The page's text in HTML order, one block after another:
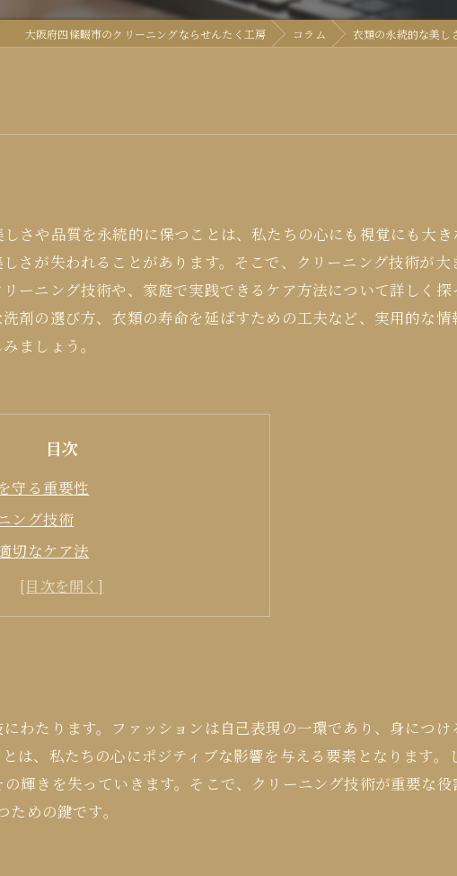
大阪府四條畷市のクリーニングならせんたく工房 コラム 衣類の永続的な美し
さや品質を永続的に保つことは、私たちの心にも視覚にも大き
さが失われることがあります。そこで、クリーニング技術が大
ーニング技術や、家庭で実践できるケア方法について詳しく探
剤の選び方、衣類の寿命を延ばすための工夫など、実用的な情
ましょう。
目次
守る重要性
ング技術
切なケア法
るケア方法
たちの役割
わたります。ファッションは自己表現の一環であり、身につけ
は、私たちの心にポジティブな影響を与える要素となります。
輝きを失っていきます。そこで、クリーニング技術が重要な
めの鍵です。